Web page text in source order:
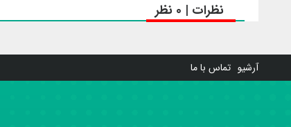
نظرات | 0 نظر
آرشیو تماس با ما